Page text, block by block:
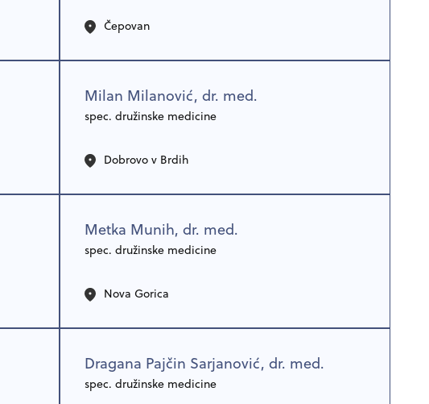
Čepovan
Milan Milanović, dr. med.
spec. družinske medicine
Dobrovo v Brdih
Metka Munih, dr. med.
spec. družinske medicine
Nova Gorica
Dragana Pajčin Sarjanović, dr. med.
spec. družinske medicine